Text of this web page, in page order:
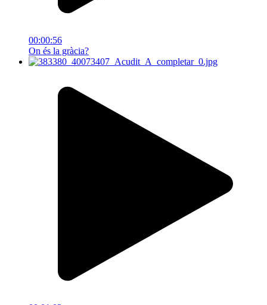
00:00:56
On és la gràcia?